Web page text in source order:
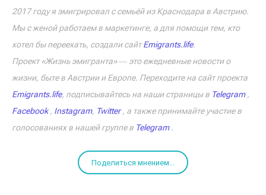
2017 году я эмигрировал с семьёй из Краснодара в Австрию.
Мы с женой работаем в маркетинге, а для помощи тем, кто
хотел бы переехать, создали сайтEmigrants.life.
Проект «Жизнь эмигранта» ― это ежедневные новости о
жизни, быте в Австрии и Европе. Переходите на сайт проекта
Emigrants.life, подписывайтесь на наши страницы в Telegram,
Facebook, Instagram, Twitter, а также принимайте участие в
голосованиях в нашей группе в Telegram.
Поделиться мнением...